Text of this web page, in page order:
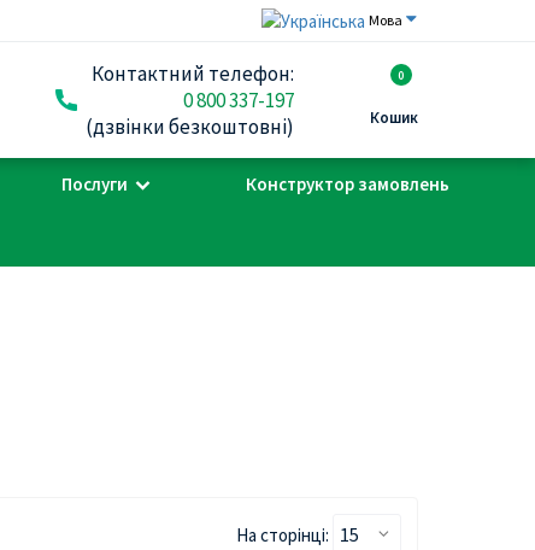
Мова
Контактний телефон:
0 800 337-197
(дзвінки безкоштовні)
0
Кошик
Послуги Конструктор замовлень
На сторінці: